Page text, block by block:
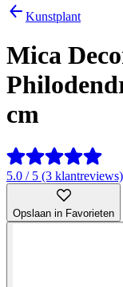
Kunstplant
Mica
cm
5.0 / 5 (3 klantreviews)
Opslaan in Favorieten